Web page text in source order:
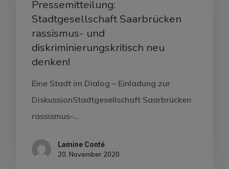
Pressemitteilung:
Stadtgesellschaft Saarbrücken
rassismus- und
diskriminierungskritisch neu
denken!
Eine Stadt im Dialog – Einladung zur
DiskussionStadtgesellschaft Saarbrücken
rassismus-…
Lamine Conté
20. November 2020